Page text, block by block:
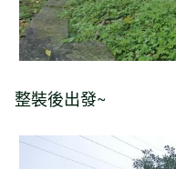
整裝後出發~